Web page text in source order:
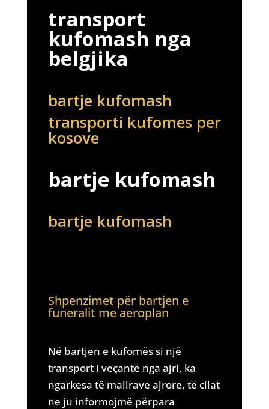
transport
kufomash nga
belgjika
bartje kufomash
transporti kufomes per
kosove
bartje kufomash
bartje kufomash
Shpenzimet për bartjen e
funeralit me aeroplan
Në bartjen e kufomës si një
transport i veçantë nga ajri, ka
ngarkesa të mallrave ajrore, të cilat
ne ju informojmë përpara